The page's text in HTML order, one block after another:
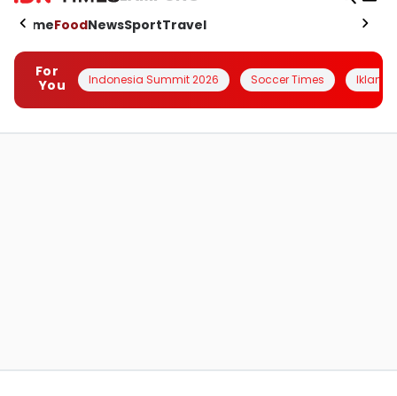
HomeFoodNewsSportTravel
For
You
Indonesia Summit 2026 Soccer Times Iklanin